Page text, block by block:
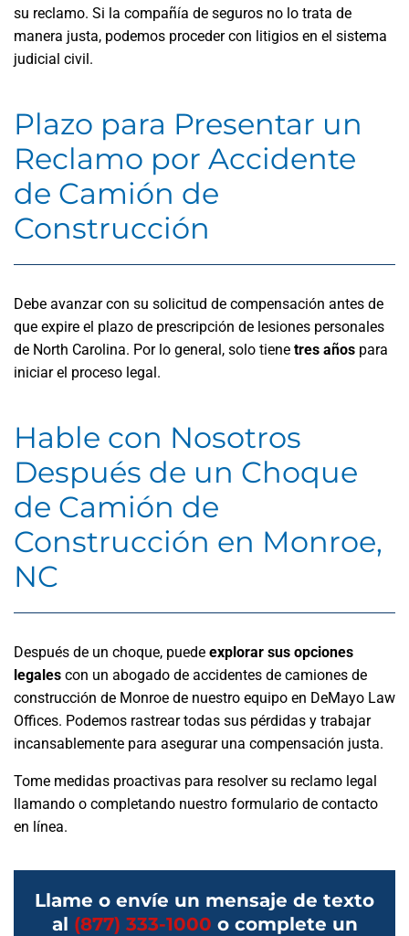
su reclamo. Si la compañía de seguros no lo trata de
manera justa, podemos proceder con litigios en el sistema
judicial civil.
Plazo para Presentar un
Reclamo por Accidente
de Camión de
Construcción
Debe avanzar con su solicitud de compensación antes de
que expire el plazo de prescripción de lesiones personales
de North Carolina. Por lo general, solo tiene tres años para
iniciar el proceso legal.
Hable con Nosotros
Después de un Choque
de Camión de
Construcción en Monroe,
NC
Después de un choque, puede explorar sus opciones
legales con un abogado de accidentes de camiones de
construcción de Monroe de nuestro equipo en DeMayo Law
Offices. Podemos rastrear todas sus pérdidas y trabajar
incansablemente para asegurar una compensación justa.
Tome medidas proactivas para resolver su reclamo legal
llamando o completando nuestro formulario de contacto
en línea.
Llame o envíe un mensaje de texto
al (877) 333-1000 o complete un